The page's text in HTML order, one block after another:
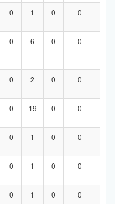
0 1 0 0
0 6 0 0
0 2 0 0
0 19 0 0
0 1 0 0
0 1 0 0
0 1 0 0